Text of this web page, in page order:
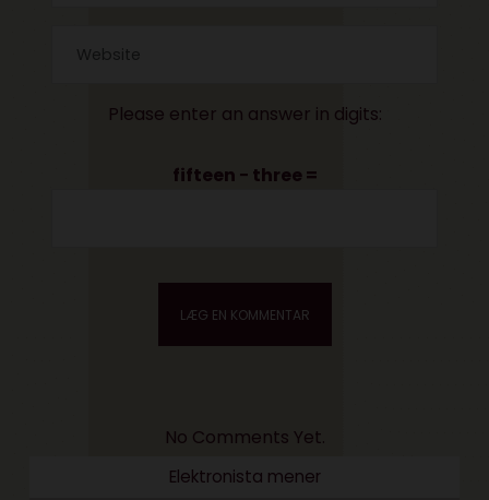
Please enter an answer in digits:
fifteen − three =
No Comments Yet.
Elektronista mener